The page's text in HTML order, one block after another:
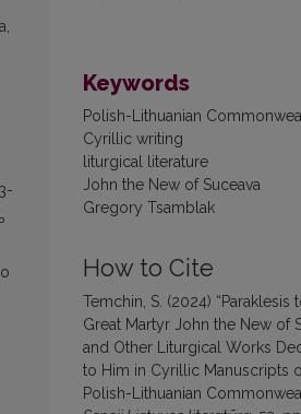
Keywords
Polish-Lithuanian
Cyrillic writing
liturgical literature
John the New of Suceava
Gregory Tsamblak
How to Cite
Temchin, S. (2024) “Paraklesis
Great Martyr John the New of
and Other Liturgical Works
to Him in Cyrillic Manuscripts
Polish-Lithuanian